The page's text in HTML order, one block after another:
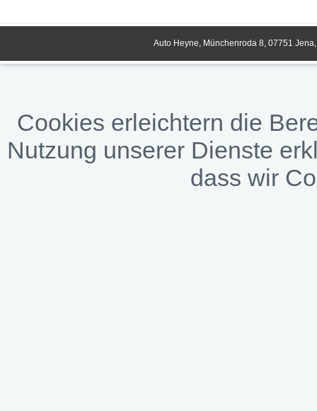
Auto Heyne, Münchenroda 8, 07751
Cookies erleichtern die
Nutzung unserer Dienste
dass wir